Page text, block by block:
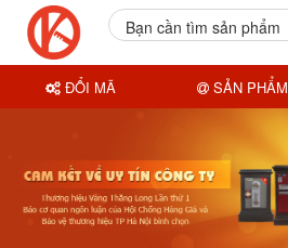
Bạn cần tìm sản phẩm
ĐỔI MÃ SẢN PHẨM